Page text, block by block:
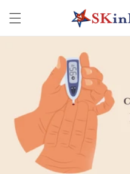
सामग्री
पर बढ़ने
के लिए